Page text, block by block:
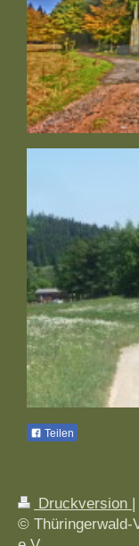
Teilen
Druckversion |
© Thüringerwald-